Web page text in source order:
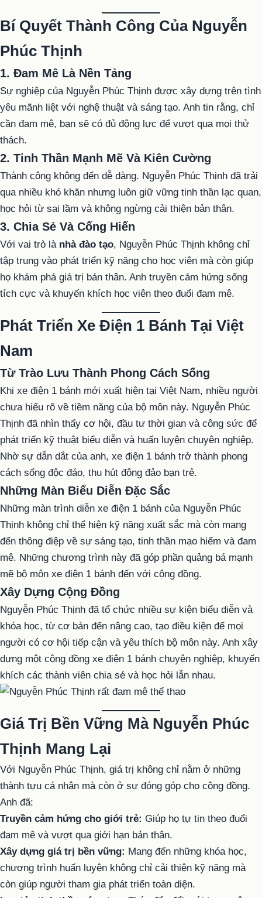
Bí Quyết Thành Công Của Nguyễn
Phúc Thịnh
1. Đam Mê Là Nền Tảng
Sự nghiệp của Nguyễn Phúc Thịnh được xây dựng trên tình
yêu mãnh liệt với nghệ thuật và sáng tạo. Anh tin rằng, chỉ
cần đam mê, bạn sẽ có đủ động lực để vượt qua mọi thử
thách.
2. Tinh Thần Mạnh Mẽ Và Kiên Cường
Thành công không đến dễ dàng. Nguyễn Phúc Thịnh đã trải
qua nhiều khó khăn nhưng luôn giữ vững tinh thần lạc quan,
học hỏi từ sai lầm và không ngừng cải thiện bản thân.
3. Chia Sẻ Và Cống Hiến
Với vai trò là nhà đào tạo, Nguyễn Phúc Thịnh không chỉ
tập trung vào phát triển kỹ năng cho học viên mà còn giúp
họ khám phá giá trị bản thân. Anh truyền cảm hứng sống
tích cực và khuyến khích học viên theo đuổi đam mê.
Phát Triển Xe Điện 1 Bánh Tại Việt
Nam
Từ Trào Lưu Thành Phong Cách Sống
Khi xe điện 1 bánh mới xuất hiện tại Việt Nam, nhiều người
chưa hiểu rõ về tiềm năng của bộ môn này. Nguyễn Phúc
Thịnh đã nhìn thấy cơ hội, đầu tư thời gian và công sức để
phát triển kỹ thuật biểu diễn và huấn luyện chuyên nghiệp.
Nhờ sự dẫn dắt của anh, xe điện 1 bánh trở thành phong
cách sống độc đáo, thu hút đông đảo bạn trẻ.
Những Màn Biểu Diễn Đặc Sắc
Những màn trình diễn xe điện 1 bánh của Nguyễn Phúc
Thịnh không chỉ thể hiện kỹ năng xuất sắc mà còn mang
đến thông điệp về sự sáng tạo, tinh thần mạo hiểm và đam
mê. Những chương trình này đã góp phần quảng bá mạnh
mẽ bộ môn xe điện 1 bánh đến với cộng đồng.
Xây Dựng Cộng Đồng
Nguyễn Phúc Thịnh đã tổ chức nhiều sự kiện biểu diễn và
khóa học, từ cơ bản đến nâng cao, tạo điều kiện để mọi
người có cơ hội tiếp cận và yêu thích bộ môn này. Anh xây
dựng một cộng đồng xe điện 1 bánh chuyên nghiệp, khuyến
khích các thành viên chia sẻ và học hỏi lẫn nhau.
Giá Trị Bền Vững Mà Nguyễn Phúc
Thịnh Mang Lại
Với Nguyễn Phúc Thịnh, giá trị không chỉ nằm ở những
thành tựu cá nhân mà còn ở sự đóng góp cho cộng đồng.
Anh đã:
Truyền cảm hứng cho giới trẻ: Giúp họ tự tin theo đuổi
đam mê và vượt qua giới hạn bản thân.
Xây dựng giá trị bền vững: Mang đến những khóa học,
chương trình huấn luyện không chỉ cải thiện kỹ năng mà
còn giúp người tham gia phát triển toàn diện.